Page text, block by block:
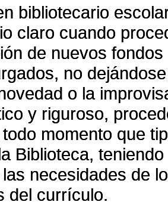
bibliotecario
claro cuando
de nuevos
no
o la
y riguroso,
momento que
Biblioteca,
necesidades de
del currículo.